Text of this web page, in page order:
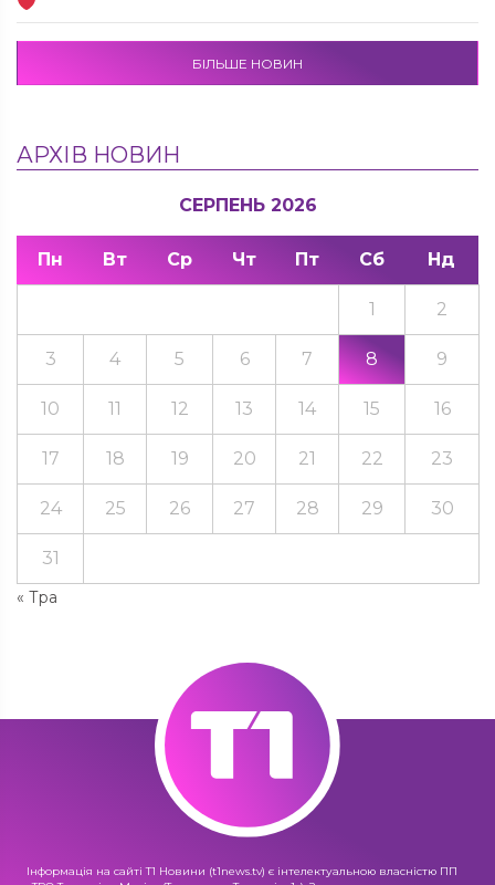
БІЛЬШЕ НОВИН
АРХІВ НОВИН
СЕРПЕНЬ 2026
Пн Вт Ср Чт Пт Сб Нд
« Тра
1 2
3 4 5 6 7 8 9
10 11 12 13 14 15 16
17 18 19 20 21 22 23
24 25 26 27 28 29 30
31
Інформація на сайті Т1 Новини (t1news.tv) є інтелектуальною власністю ПП